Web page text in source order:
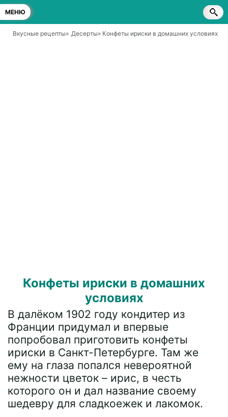
МЕНЮ
Вкусные рецепты» Десерты» Конфеты ириски в домашних условиях
Конфеты ириски в домашних
условиях
В далёком 1902 году кондитер из
Франции придумал и впервые
попробовал приготовить конфеты
ириски в Санкт-Петербурге. Там же
ему на глаза попался невероятной
нежности цветок – ирис, в честь
которого он и дал название своему
шедевру для сладкоежек и лакомок.